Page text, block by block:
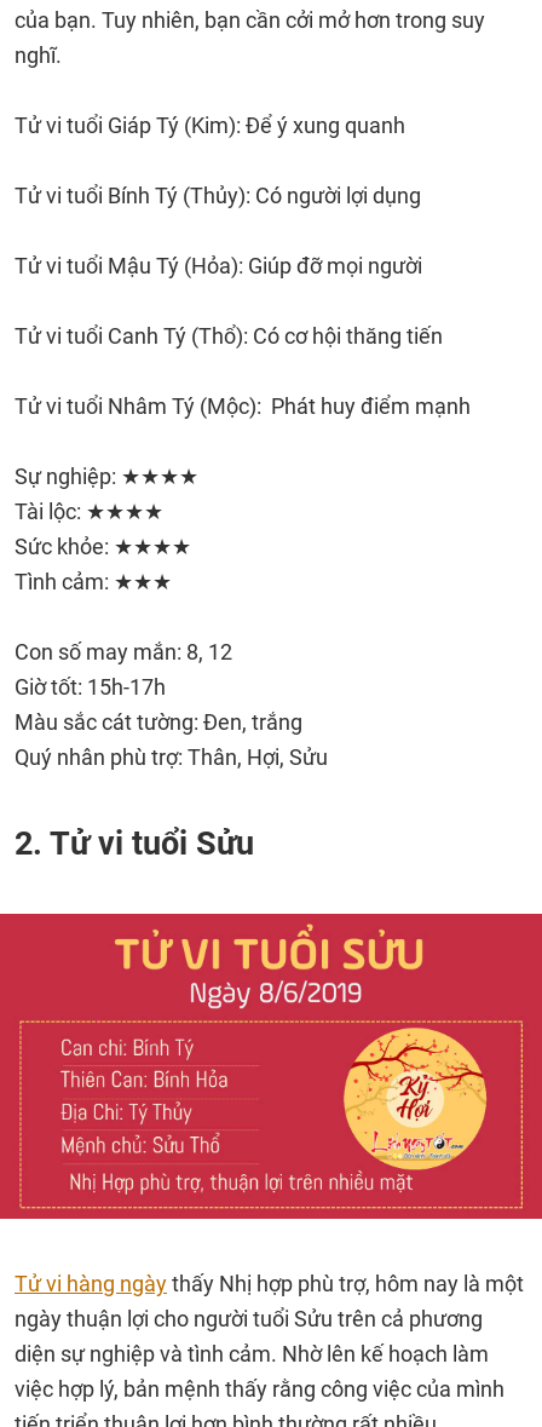
của bạn. Tuy nhiên, bạn cần cởi mở hơn trong suy
nghĩ.
Tử vi tuổi Giáp Tý (Kim): Để ý xung quanh
Tử vi tuổi Bính Tý (Thủy): Có người lợi dụng
Tử vi tuổi Mậu Tý (Hỏa): Giúp đỡ mọi người
Tử vi tuổi Canh Tý (Thổ): Có cơ hội thăng tiến
Tử vi tuổi Nhâm Tý (Mộc): Phát huy điểm mạnh
Sự nghiệp: ★★★★
Tài lộc: ★★★★
Sức khỏe: ★★★★
Tình cảm: ★★★
Con số may mắn: 8, 12
Giờ tốt: 15h-17h
Màu sắc cát tường: Đen, trắng
Quý nhân phù trợ: Thân, Hợi, Sửu
2. Tử vi tuổi Sửu
Tử vi hàng ngàythấy Nhị hợp phù trợ, hôm nay là một
ngày thuận lợi cho người tuổi Sửu trên cả phương
diện sự nghiệp và tình cảm. Nhờ lên kế hoạch làm
việc hợp lý, bản mệnh thấy rằng công việc của mình